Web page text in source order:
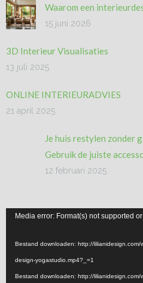
Waarom een
15 juni 2026
3D Interieur Visualisaties
13 juli 2025
ONLINE INTERIEURADVIES
21 april 2025
Je huis restylen zonder
Gebruik de juiste
12 februari 2025
Videospeler
Media error: Format(s) not supported
Bestand downloaden: http://
design-yogastudio.mp4?_=1
Bestand downloaden: http://